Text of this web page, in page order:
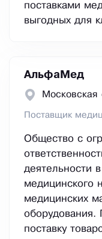
поставками
выгодных для
АльфаМед
Московская
Поставщик
Общество с
деятельности
медицинского
медицинских
оборудования.
поставку